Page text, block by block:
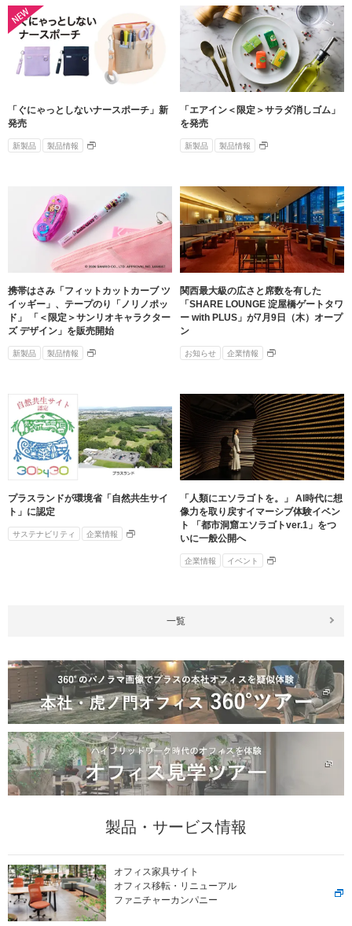
GRIスタンダード対照表
編集方針・レポート・ニュース
サステナビリティレポートアーカイブ
サステナビリティニュース
「ぐにゃっとしないナースポーチ」新
発売
新製品 製品情報
「エアイン＜限定＞サラダ消しゴム」
を発売
新製品 製品情報
携帯はさみ「フィットカットカーブ ツ
イッギー」、テープのり「ノリノポッ
ド」 「＜限定＞サンリオキャラクター
ズ デザイン」を販売開始
新製品 製品情報
関西最大級の広さと席数を有した
「SHARE LOUNGE 淀屋橋ゲートタワ
ー with PLUS」が7月9日（木）オープ
ン
お知らせ 企業情報
プラスランドが環境省「自然共生サイ
ト」に認定
サステナビリティ 企業情報
「人類にエソラゴトを。」 AI時代に想
像力を取り戻すイマーシブ体験イベン
ト 「都市洞窟エソラゴトver.1」をつ
いに一般公開へ
企業情報 イベント
一覧
製品・サービス情報
オフィス家具サイト
オフィス移転・リニューアル
ファニチャーカンパニー